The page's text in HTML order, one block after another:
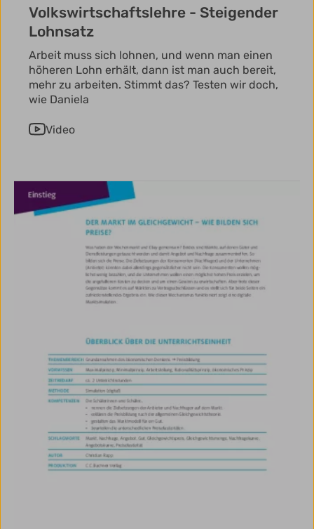
Volkswirtschaftslehre - Steigender
Lohnsatz
Arbeit muss sich lohnen, und wenn man einen
höheren Lohn erhält, dann ist man auch bereit,
mehr zu arbeiten. Stimmt das? Testen wir doch,
wie Daniela
Video